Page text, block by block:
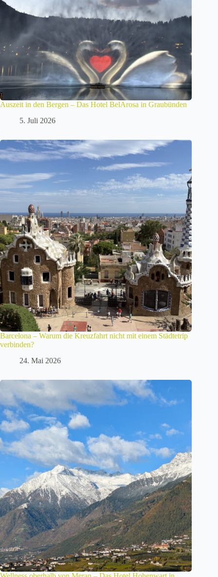
Auszeit in den Bergen – Das Hotel BelArosa in Graubünden
5. Juli 2026
Barcelona – Warum die Kreuzfahrt nicht mit einem Städtetrip
verbinden?
24. Mai 2026